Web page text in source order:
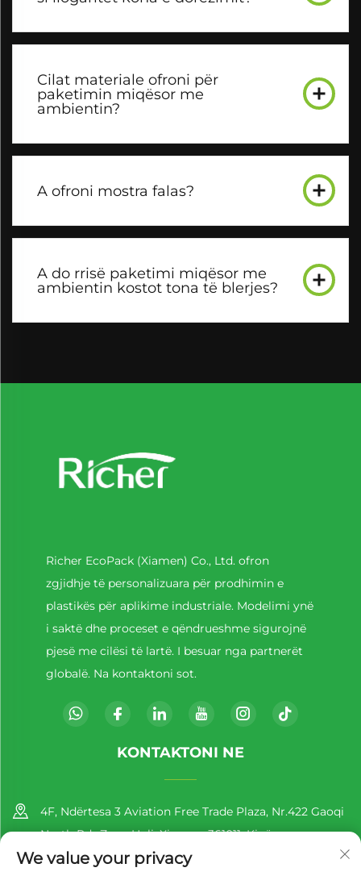
Cilat materiale ofroni për
paketimin miqësor me
ambientin?
A ofroni mostra falas?
A do rrisë paketimi miqësor me
ambientin kostot tona të blerjes?
Richer EcoPack (Xiamen) Co., Ltd. ofron
zgjidhje të personalizuara për prodhimin e
plastikës për aplikime industriale. Modelimi ynë
i saktë dhe proceset e qëndrueshme sigurojnë
pjesë me cilësi të lartë. I besuar nga partnerët
globalë. Na kontaktoni sot.
KONTAKTONI NE
4F, Ndërtesa 3 Aviation Free Trade Plaza, Nr.422 Gaoqi
North Rd., Zona Huli, Xiamen, 361011, Kinë
+86-13860188777
We value your privacy